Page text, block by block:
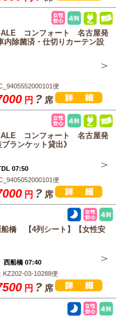
コンフォート 名古屋発
内除菌済・仕切りカーテン設
便
円 ? 席
コンフォート 名古屋発
ランケット貸出》
07:50
便
円 ? 席
橋 【4列シート】【女性安
西船橋 07:40
KZ202-03-10288便
円 ? 席